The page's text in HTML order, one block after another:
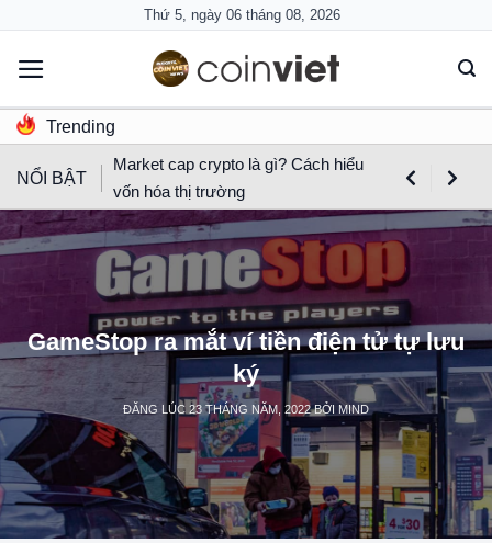
content
Thứ 5, ngày 06 tháng 08, 2026
Trending
NỔI BẬT
Market cap crypto là gì? Cách hiểu
vốn hóa thị trường
GameStop ra mắt ví tiền điện tử tự lưu
ký
ĐĂNG LÚC 23 THÁNG NĂM, 2022BỞI MIND